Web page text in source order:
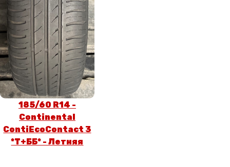
185/60 R14 -
Continental
ContiEcoContact 3
*T+ББ* - Летняя